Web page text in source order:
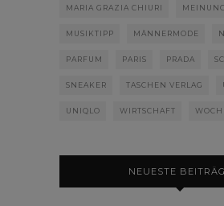
MARIA GRAZIA CHIURI MEINUNG
MUSIKTIPP MÄNNERMODE
PARFUM PARIS PRADA
SNEAKER TASCHEN VERLAG
UNIQLO WIRTSCHAFT
NEUESTE